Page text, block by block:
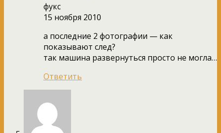
фукс
15 ноября 2010
а последние 2 фотографии — как
показывают след?
так машина развернуться просто не могла…
Ответить